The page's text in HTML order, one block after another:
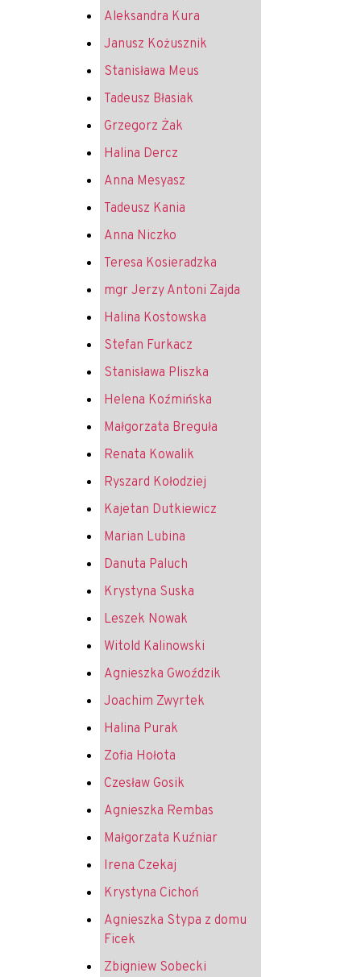
Aleksandra Kura
Janusz Kożusznik
Stanisława Meus
Tadeusz Błasiak
Grzegorz Żak
Halina Dercz
Anna Mesyasz
Tadeusz Kania
Anna Niczko
Teresa Kosieradzka
mgr Jerzy Antoni Zajda
Halina Kostowska
Stefan Furkacz
Stanisława Pliszka
Helena Koźmińska
Małgorzata Breguła
Renata Kowalik
Ryszard Kołodziej
Kajetan Dutkiewicz
Marian Lubina
Danuta Paluch
Krystyna Suska
Leszek Nowak
Witold Kalinowski
Agnieszka Gwoździk
Joachim Zwyrtek
Halina Purak
Zofia Hołota
Czesław Gosik
Agnieszka Rembas
Małgorzata Kuźniar
Irena Czekaj
Krystyna Cichoń
Agnieszka Stypa z domu
Ficek
Zbigniew Sobecki